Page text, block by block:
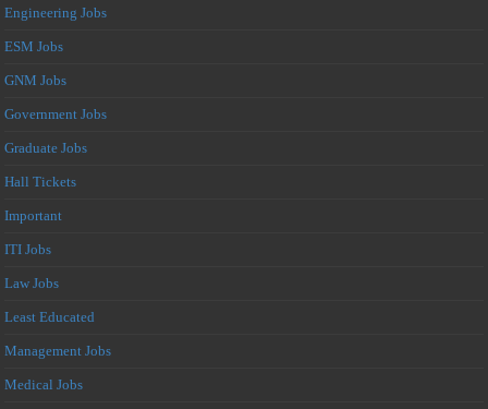
Engineering Jobs
ESM Jobs
GNM Jobs
Government Jobs
Graduate Jobs
Hall Tickets
Important
ITI Jobs
Law Jobs
Least Educated
Management Jobs
Medical Jobs